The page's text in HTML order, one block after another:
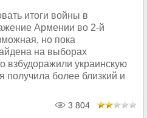
итоги войны в
Армении во 2-й
но пока
на выборах
взбудоражили украинскую
получила более близкий и
3 804